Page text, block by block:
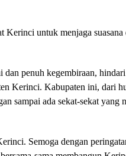
Kerinci untuk menjaga
penuh kegembiraan,
Kerinci. Kabupaten ini, dari
sampai ada sekat-sekat yang
Semoga dengan